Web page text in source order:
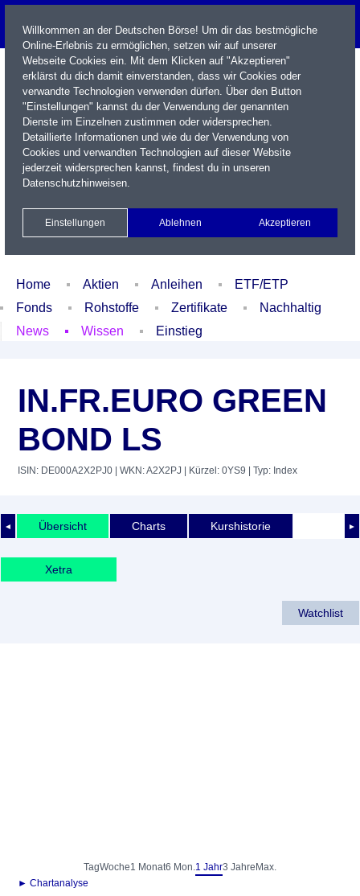
Name / WKN / ISIN / Kürzel
Xetra Realtime
Watchlist Portfolio Login
Home Aktien Anleihen
ETF/ETP
Fonds
Rohstoffe Zertifikate
Nachhaltig
News
Wissen Einstieg
IN.FR.EURO GREEN
BOND LS
ISIN: DE000A2X2PJ0 | WKN: A2X2PJ | Kürzel: 0YS9 | Typ: Index
◄ ►
Übersicht Charts Kurshistorie
Xetra
Watchlist
TagWoche1 Monat6 Mon.1 Jahr3 Jahre Max.
► Chartanalyse
Willkommen an der Deutschen Börse! Um dir das bestmögliche
Online-Erlebnis zu ermöglichen, setzen wir auf unserer
Webseite Cookies ein. Mit dem Klicken auf "Akzeptieren"
erklärst du dich damit einverstanden, dass wir Cookies oder
verwandte Technologien verwenden dürfen. Über den Button
"Einstellungen" kannst du der Verwendung der genannten
Dienste im Einzelnen zustimmen oder widersprechen.
Detaillierte Informationen und wie du der Verwendung von
Cookies und verwandten Technologien auf dieser Website
jederzeit widersprechen kannst, findest du in unseren
Datenschutzhinweisen.
Einstellungen Ablehnen Akzeptieren